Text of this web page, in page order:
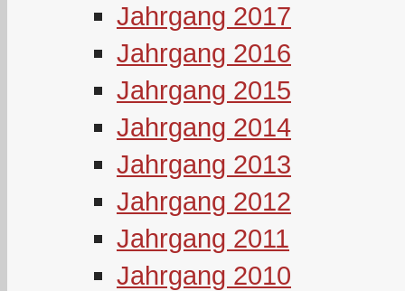
Jahrgang 2017
Jahrgang 2016
Jahrgang 2015
Jahrgang 2014
Jahrgang 2013
Jahrgang 2012
Jahrgang 2011
Jahrgang 2010